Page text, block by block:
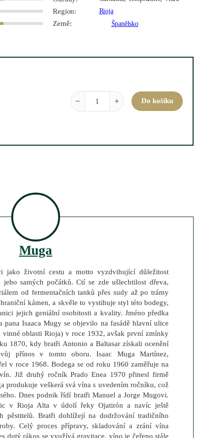
Region: Rioja
Země: Španělsko
Flor de Muga Rosado, Rioja 2025 0,75 l
Do košíku
Muga
jako životní cestu a motto vyzdvihující důležitost
samých počátků. Ctí se zde ušlechtilost dřeva,
od fermentačních tanků přes sudy až po trámy
kámen, a skvěle to vystihuje styl této bodegy,
jejich geniální osobitosti a kvality. Jméno předka
pana Isaaca Mugy se objevilo na fasádě hlavní ulice
vinné oblasti Rioja) v roce 1932, avšak první zmínky
1870, kdy bratři Antonio a Baltasar získali ocenění
přínos v tomto oboru. Isaac Muga Martínez,
v roce 1968. Bodega se od roku 1960 zaměřuje na
Již druhý ročník Prado Enea 1970 přinesl firmě
produkuje veškerá svá vína s uvedením ročníku, což
Dnes podnik řídí bratři Manuel a Jorge Mugovi.
v Rioja Alta v údolí řeky Ojatirón a navíc ještě
pěstitelů. Bratři dohlížejí na dodržování tradičního
Celý proces přípravy, skladování a zrání vína
dutý rákos se využívá gravitace, víno je čeřeno stále